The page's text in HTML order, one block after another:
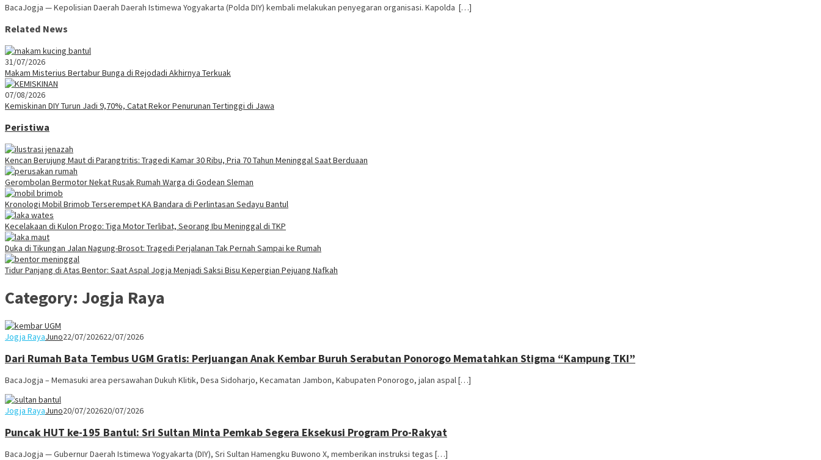
BacaJogja — Kepolisian Daerah Daerah Istimewa Yogyakarta (Polda DIY) kembali melakukan penyegaran organisasi. Kapolda […]
Related News
31/07/2026
Makam Misterius Bertabur Bunga di Rejodadi Akhirnya Terkuak
07/08/2026
Kemiskinan DIY Turun Jadi 9,70%, Catat Rekor Penurunan Tertinggi di Jawa
Peristiwa
Kencan Berujung Maut di Parangtritis: Tragedi Kamar 30 Ribu, Pria 70 Tahun Meninggal Saat Berduaan
Gerombolan Bermotor Nekat Rusak Rumah Warga di Godean Sleman
Kronologi Mobil Brimob Terserempet KA Bandara di Perlintasan Sedayu Bantul
Kecelakaan di Kulon Progo: Tiga Motor Terlibat, Seorang Ibu Meninggal di TKP
Duka di Tikungan Jalan Nagung-Brosot: Tragedi Perjalanan Tak Pernah Sampai ke Rumah
Tidur Panjang di Atas Bentor: Saat Aspal Jogja Menjadi Saksi Bisu Kepergian Pejuang Nafkah
Category: Jogja Raya
Jogja RayaJuno22/07/202622/07/2026
Dari Rumah Bata Tembus UGM Gratis: Perjuangan Anak Kembar Buruh Serabutan Ponorogo Mematahkan Stigma “Kampung TKI”
BacaJogja – Memasuki area persawahan Dukuh Klitik, Desa Sidoharjo, Kecamatan Jambon, Kabupaten Ponorogo, jalan aspal […]
Jogja RayaJuno20/07/202620/07/2026
Puncak HUT ke-195 Bantul: Sri Sultan Minta Pemkab Segera Eksekusi Program Pro-Rakyat
BacaJogja — Gubernur Daerah Istimewa Yogyakarta (DIY), Sri Sultan Hamengku Buwono X, memberikan instruksi tegas […]